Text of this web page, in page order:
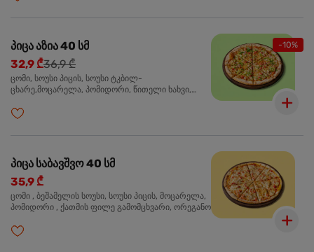
-10%
პიცა აზია 40 სმ
32,9 ₾36,9 ₾
ცომი, სოუსი პიცის, სოუსი ტკბილ-
ცხარე,მოცარელა, პომიდორი, წითელი ხახვი,
სეზამის მარცვლის ნაზავი, ქინძი, ორეგანო
პიცა საბავშვო 40 სმ
35,9 ₾
ცომი , ბეშამელის სოუსი, სოუსი პიცის, მოცარელა,
პომიდორი , ქათმის ფილე გამომცხვარი, ორეგანო